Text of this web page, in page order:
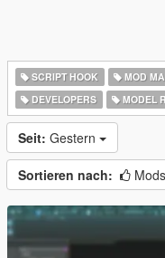
SCRIPT HOOK MOD
DEVELOPERS
MODEL
Seit: Gestern
Sortieren nach: